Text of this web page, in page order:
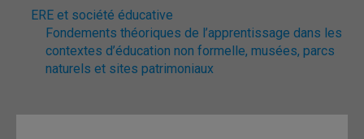
ERE et société éducative
Fondements théoriques de l’apprentissage dans les
contextes d’éducation non formelle, musées, parcs
naturels et sites patrimoniaux